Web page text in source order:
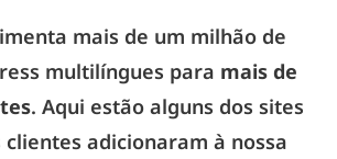
mais de um milhão de
multilíngues para mais de
. Aqui estão alguns dos sites
clientes adicionaram à nossa